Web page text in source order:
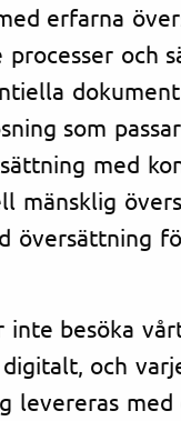
erfarna
och
som
med
mänsklig
översättning
inte besöka
och
levereras